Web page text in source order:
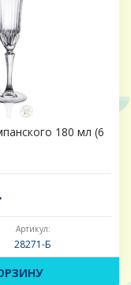
180 мл (6
Артикул:
28271-Б